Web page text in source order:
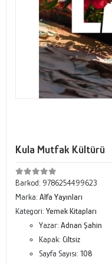
Kula Mutfak Kültürü
Barkod: 9786254499623
Marka: Alfa Yayınları
Kategori: Yemek Kitapları
Yazar: Adnan Şahin
Kapak: Ciltsiz
Sayfa Sayısı: 108